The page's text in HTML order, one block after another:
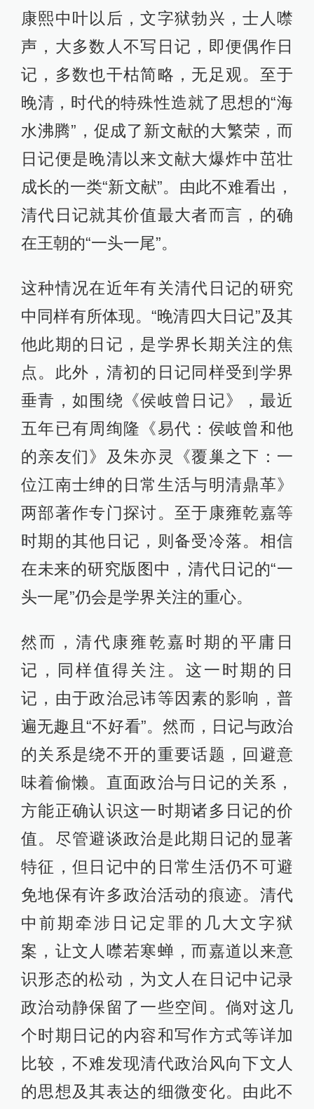
康熙中叶以后，文字狱勃兴，士人噤
声，大多数人不写日记，即便偶作日
记，多数也干枯简略，无足观。至于
晚清，时代的特殊性造就了思想的“海
水沸腾”，促成了新文献的大繁荣，而
日记便是晚清以来文献大爆炸中茁壮
成长的一类“新文献”。由此不难看出，
清代日记就其价值最大者而言，的确
在王朝的“一头一尾”。
这种情况在近年有关清代日记的研究
中同样有所体现。“晚清四大日记”及其
他此期的日记，是学界长期关注的焦
点。此外，清初的日记同样受到学界
垂青，如围绕《侯岐曾日记》，最近
五年已有周绚隆《易代：侯岐曾和他
的亲友们》及朱亦灵《覆巢之下：一
位江南士绅的日常生活与明清鼎革》
两部著作专门探讨。至于康雍乾嘉等
时期的其他日记，则备受冷落。相信
在未来的研究版图中，清代日记的“一
头一尾”仍会是学界关注的重心。
然而，清代康雍乾嘉时期的平庸日
记，同样值得关注。这一时期的日
记，由于政治忌讳等因素的影响，普
遍无趣且“不好看”。然而，日记与政治
的关系是绕不开的重要话题，回避意
味着偷懒。直面政治与日记的关系，
方能正确认识这一时期诸多日记的价
值。尽管避谈政治是此期日记的显著
特征，但日记中的日常生活仍不可避
免地保有许多政治活动的痕迹。清代
中前期牵涉日记定罪的几大文字狱
案，让文人噤若寒蝉，而嘉道以来意
识形态的松动，为文人在日记中记录
政治动静保留了一些空间。倘对这几
个时期日记的内容和写作方式等详加
比较，不难发现清代政治风向下文人
的思想及其表达的细微变化。由此不